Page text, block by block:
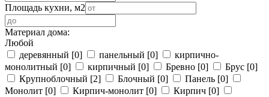
Площадь кухни, м2
Материал дома:
Любой
деревянный [0] панельный [0]
кирпично-
монолитный [0] кирпичный [0] Бревно [0] Брус [0]
Крупноблочный [2] Блочный [0] Панель [0]
Монолит [0] Кирпич-монолит [0] Кирпич [0]